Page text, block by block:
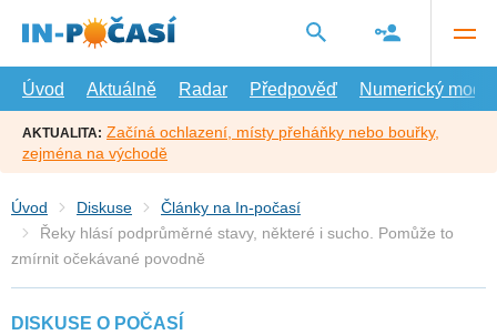
hlavní
Úvod
Aktuálně Radar Předpověď Numerický model
AKTUALITA: Začíná ochlazení, místy přeháňky nebo bouřky,
zejména na východě
Úvod Diskuse
Články na In-počasí
Řeky hlásí podprůměrné stavy, některé i sucho. Pomůže to
zmírnit očekávané povodně
DISKUSE O POČASÍ